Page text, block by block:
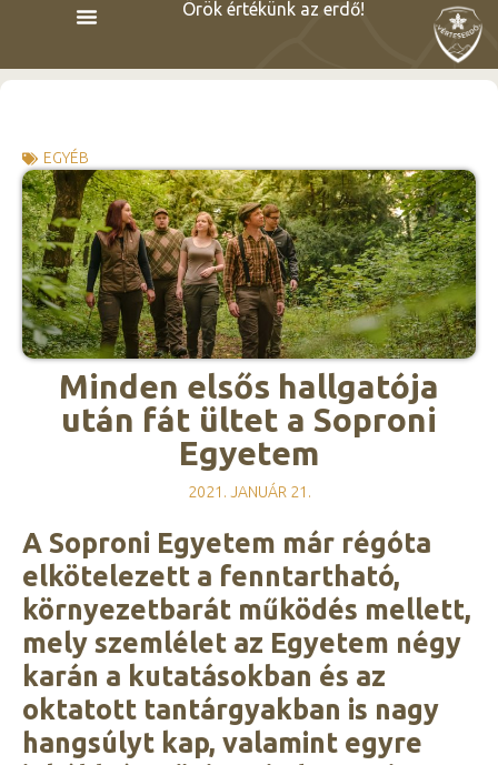
Örök értékünk az erdő!
EGYÉB
Minden elsős hallgatója
után fát ültet a Soproni
Egyetem
2021. JANUÁR 21.
A Soproni Egyetem már régóta
elkötelezett a fenntartható,
környezetbarát működés mellett,
mely szemlélet az Egyetem négy
karán a kutatásokban és az
oktatott tantárgyakban is nagy
hangsúlyt kap, valamint egyre